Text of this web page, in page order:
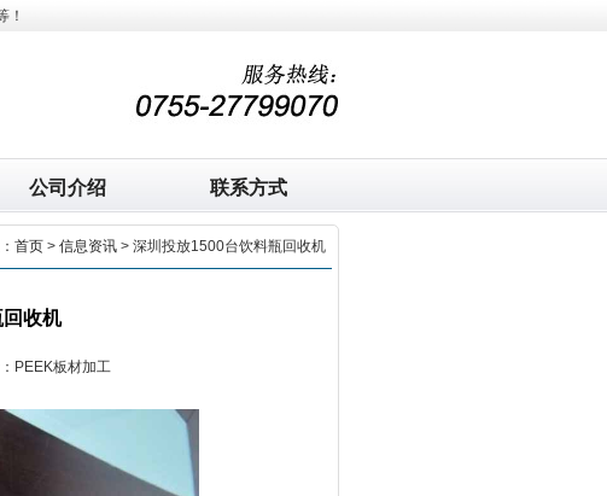
！
公司介绍 联系方式
首页 > 信息资讯 > 深圳投放1500台饮料瓶回收机
收机
PEEK板材加工